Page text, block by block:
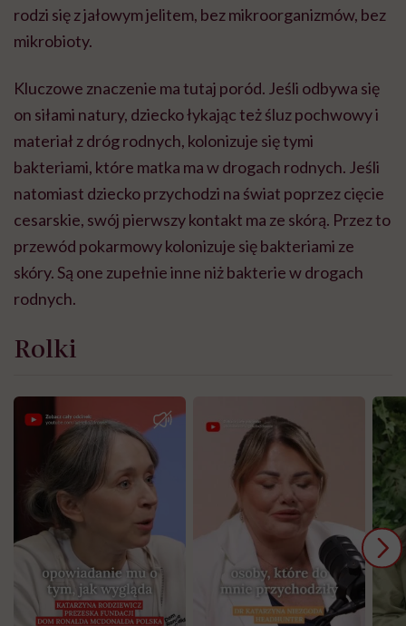
rodzi się z jałowym jelitem, bez mikroorganizmów, bez
mikrobioty.
Kluczowe znaczenie ma tutaj poród. Jeśli odbywa się
on siłami natury, dziecko łykając też śluz pochwowy i
materiał z dróg rodnych, kolonizuje się tymi
bakteriami, które matka ma w drogach rodnych. Jeśli
natomiast dziecko przychodzi na świat poprzez cięcie
cesarskie, swój pierwszy kontakt ma ze skórą. Przez to
przewód pokarmowy kolonizuje się bakteriami ze
skóry. Są one zupełnie inne niż bakterie w drogach
rodnych.
Rolki